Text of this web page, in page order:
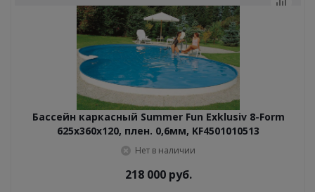
Бассейн каркасный Summer Fun Exklusiv 8-Form
625x360х120, плен. 0,6мм, KF4501010513
Нет в наличии
218 000руб.